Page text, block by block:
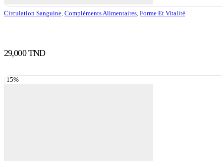
Circulation Sanguine Compléments Alimentaires Forme Et Vitalité
29,000TND
-15%